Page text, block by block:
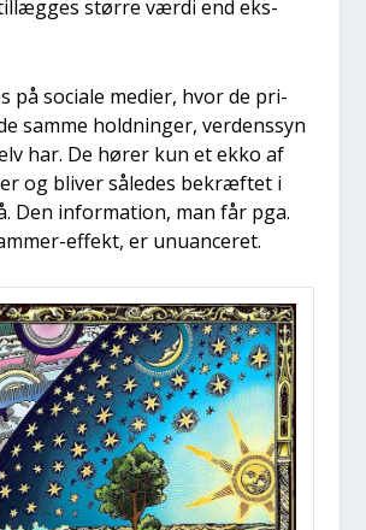
stør­re vær­di end eks­
på soci­a­le medi­er, hvor de pri­
sam­me hold­nin­ger, ver­dens­syn
har. De hører kun et ekko af
og bli­ver såle­des bekræf­tet i
Den infor­ma­tion, man får pga.
effekt, er unu­an­ce­ret.